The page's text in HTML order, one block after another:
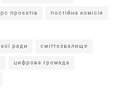
проєктів постійна комісія
ради сміттєзвалище
цифрова громада